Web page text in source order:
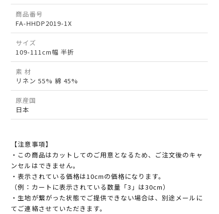
商品番号
FA-HHDP2019-1X
サイズ
109-111cm幅 半折
素 材
リネン 55% 綿 45%
原産国
日本
【注意事項】
・この商品はカットしてのご用意となるため、ご注文後のキャ
ンセルはできません。
・表示されている価格は10cmの価格になります。
（例：カートに表示されている数量「3」は30cm）
・生地が繋がった状態でご提供できない場合は、別途メールに
てご連絡させていただきます。